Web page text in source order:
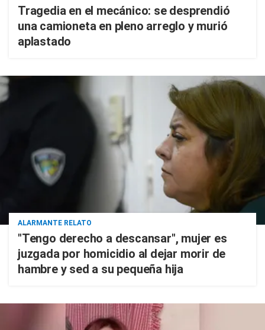
Tragedia en el mecánico: se desprendió
una camioneta en pleno arreglo y murió
aplastado
ALARMANTE RELATO
"Tengo derecho a descansar", mujer es
juzgada por homicidio al dejar morir de
hambre y sed a su pequeña hija